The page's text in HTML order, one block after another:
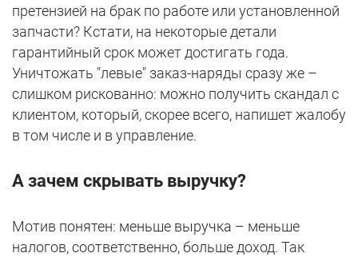
претензией на брак по работе или установленной
запчасти? Кстати, на некоторые детали
гарантийный срок может достигать года.
Уничтожать "левые" заказ-наряды сразу же –
слишком рискованно: можно получить скандал с
клиентом, который, скорее всего, напишет жалобу
в том числе и в управление.
А зачем скрывать выручку?
Мотив понятен: меньше выручка – меньше
налогов, соответственно, больше доход. Так